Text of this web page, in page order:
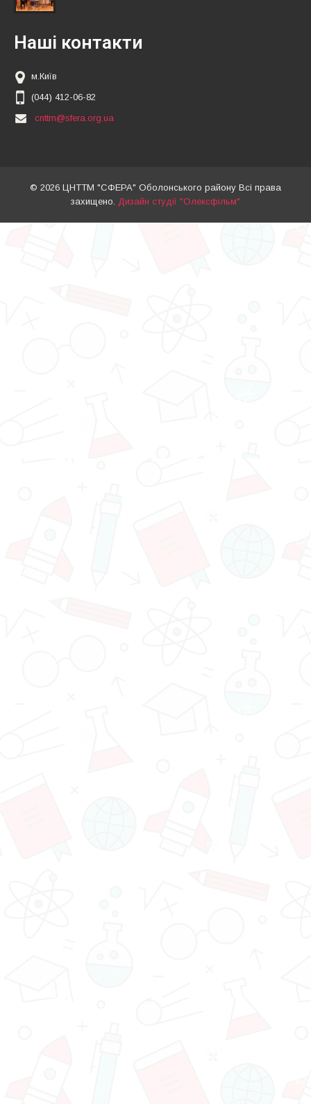
Наші контакти
м.Київ
(044) 412-06-82
cnttm@sfera.org.ua
© 2026 ЦНТТМ "СФЕРА" Оболонського району Всі права
захищено. Дизайн студії "Олексфільм"